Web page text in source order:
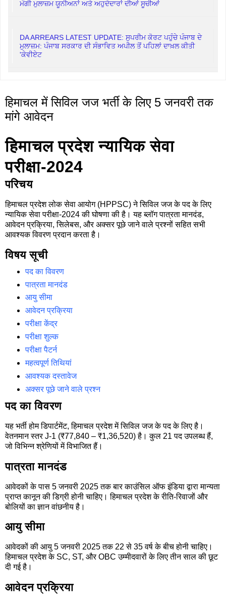
ਮੰਗੀ ਮੁਲਾਜ਼ਮ ਯੂਨੀਅਨਾਂ ਅਤੇ ਅਹੁਦੇਦਾਰਾਂ ਦੀਆਂ ਸੂਚੀਆਂ
DA ARREARS LATEST UPDATE: ਸੁਪਰੀਮ ਕੋਰਟ ਪਹੁੰਚੇ ਪੰਜਾਬ ਦੇ
ਮੁਲਾਜ਼ਮ: ਪੰਜਾਬ ਸਰਕਾਰ ਦੀ ਸੰਭਾਵਿਤ ਅਪੀਲ ਤੋਂ ਪਹਿਲਾਂ ਦਾਖ਼ਲ ਕੀਤੀ
'ਕੇਵੀਏਟ
हिमाचल में सिविल जज भर्ती के लिए 5 जनवरी तक
मांगे आवेदन
हिमाचल प्रदेश न्यायिक सेवा
परीक्षा-2024
परिचय
हिमाचल प्रदेश लोक सेवा आयोग (HPPSC) ने सिविल जज के पद के लिए
न्यायिक सेवा परीक्षा-2024 की घोषणा की है। यह ब्लॉग पात्रता मानदंड,
आवेदन प्रक्रिया, सिलेबस, और अक्सर पूछे जाने वाले प्रश्नों सहित सभी
आवश्यक विवरण प्रदान करता है।
विषय सूची
पद का विवरण
पात्रता मानदंड
आयु सीमा
आवेदन प्रक्रिया
परीक्षा केंद्र
परीक्षा शुल्क
परीक्षा पैटर्न
महत्वपूर्ण तिथियां
आवश्यक दस्तावेज
अक्सर पूछे जाने वाले प्रश्न
पद का विवरण
यह भर्ती होम डिपार्टमेंट, हिमाचल प्रदेश में सिविल जज के पद के लिए है।
वेतनमान स्तर J-1 (₹77,840 – ₹1,36,520) है। कुल 21 पद उपलब्ध हैं,
जो विभिन्न श्रेणियों में विभाजित हैं।
पात्रता मानदंड
आवेदकों के पास 5 जनवरी 2025 तक बार काउंसिल ऑफ इंडिया द्वारा मान्यता
प्राप्त कानून की डिग्री होनी चाहिए। हिमाचल प्रदेश के रीति-रिवाजों और
बोलियों का ज्ञान वांछनीय है।
आयु सीमा
आवेदकों की आयु 5 जनवरी 2025 तक 22 से 35 वर्ष के बीच होनी चाहिए।
हिमाचल प्रदेश के SC, ST, और OBC उम्मीदवारों के लिए तीन साल की छूट
दी गई है।
आवेदन प्रक्रिया